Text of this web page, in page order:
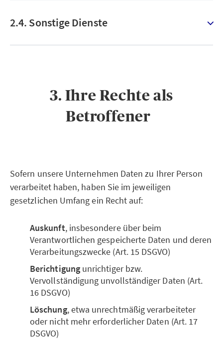
2.4. Sonstige Dienste
3. Ihre Rechte als
Betroffener
Sofern unsere Unternehmen Daten zu Ihrer Person
verarbeitet haben, haben Sie im jeweiligen
gesetzlichen Umfang ein Recht auf:
Auskunft, insbesondere über beim
Verantwortlichen gespeicherte Daten und deren
Verarbeitungszwecke (Art. 15 DSGVO)
Berichtigungunrichtiger bzw.
Vervollständigung unvollständiger Daten (Art.
16 DSGVO)
Löschung, etwa unrechtmäßig verarbeiteter
oder nicht mehr erforderlicher Daten (Art. 17
DSGVO)